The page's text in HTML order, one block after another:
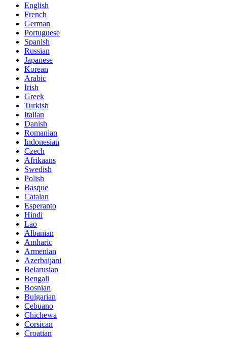
English
French
German
Portuguese
Spanish
Russian
Japanese
Korean
Arabic
Irish
Greek
Turkish
Italian
Danish
Romanian
Indonesian
Czech
Afrikaans
Swedish
Polish
Basque
Catalan
Esperanto
Hindi
Lao
Albanian
Amharic
Armenian
Azerbaijani
Belarusian
Bengali
Bosnian
Bulgarian
Cebuano
Chichewa
Corsican
Croatian